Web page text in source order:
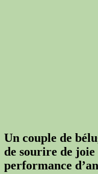
Un couple de
de sourire de joie
performance